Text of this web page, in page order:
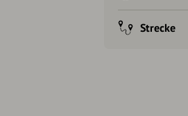
Strecke